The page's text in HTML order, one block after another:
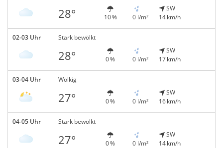
28° 10 % 0 l/m²
SW
14 km/h
02-03 Uhr Stark bewölkt
28° 0 % 0 l/m²
SW
17 km/h
03-04 Uhr Wolkig
27° 0 % 0 l/m²
SW
16 km/h
04-05 Uhr Stark bewölkt
27° 0 % 0 l/m²
SW
14 km/h